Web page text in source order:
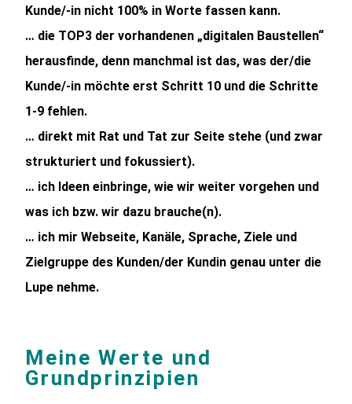
Kunde/-in nicht 100% in Worte fassen kann.
… die TOP3 der vorhandenen „digitalen Baustellen“
herausfinde, denn manchmal ist das, was der/die
Kunde/-in möchte erst Schritt 10 und die Schritte
1-9 fehlen.
… direkt mit Rat und Tat zur Seite stehe (und zwar
strukturiert und fokussiert).
… ich Ideen einbringe, wie wir weiter vorgehen und
was ich bzw. wir dazu brauche(n).
… ich mir Webseite, Kanäle, Sprache, Ziele und
Zielgruppe des Kunden/der Kundin genau unter die
Lupe nehme.
Meine Werte und
Grundprinzipien